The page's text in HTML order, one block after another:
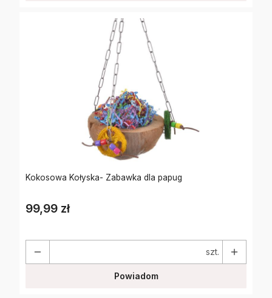
Kokosowa Kołyska- Zabawka dla papug
Cena
99,99 zł
szt.
Powiadom